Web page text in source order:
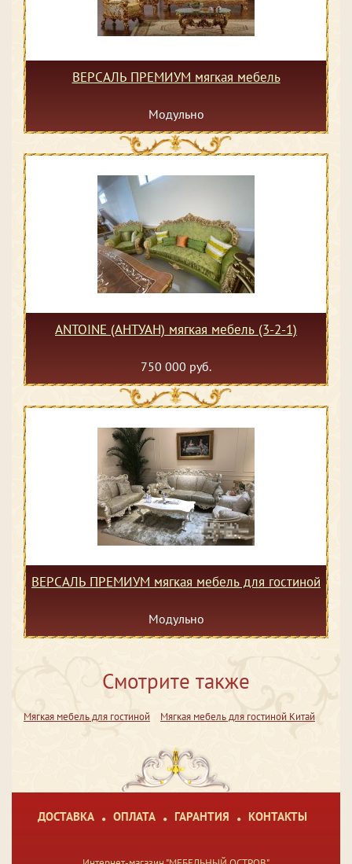
ВЕРСАЛЬ ПРЕМИУМ мягкая мебель
Модульно
ANTOINE (АНТУАН) мягкая мебель (3-2-1)
750 000 руб.
ВЕРСАЛЬ ПРЕМИУМ мягкая мебель для гостиной
Модульно
Смотрите также
Мягкая мебель для гостиной Мягкая мебель для гостиной Китай
ДОСТАВКА ОПЛАТА ГАРАНТИЯ КОНТАКТЫ